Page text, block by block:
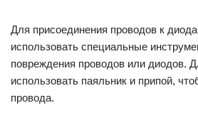
Для присоединения проводов к
использовать специальные
повреждения проводов или диодов.
использовать паяльник и припой,
провода.